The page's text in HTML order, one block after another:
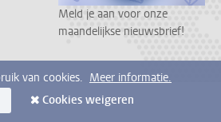
Meld je aan voor onze
maandelijkse nieuwsbrief!
van cookies. Meer informatie.
Cookies weigeren